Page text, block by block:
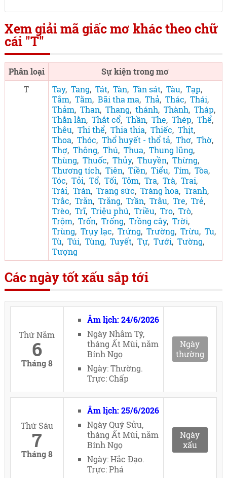
Xem giải mã giấc mơ khác theo chữ
cái "T"
Phân loại
Sự kiện trong mơ
T
Tay, Tang, Tát, Tàn, Tàn sát, Tàu, Tạp,
Tắm, Tằm, Bãi tha ma, Thả, Thác, Thái,
Thảm, Than, Thang, thánh, Thành, Tháp,
Thằn lằn, Thắt cổ, Thần, The, Thép, Thể,
Thêu, Thi thể, Thia thia, Thiếc, Thịt,
Thoa, Thóc, Thổ huyết - thổ tả, Thơ, Thờ,
Thợ, Thông, Thú, Thua, Thung lũng,
Thùng, Thuốc, Thủy, Thuyền, Thừng,
Thương tích, Tiên, Tiền, Tiểu, Tím, Tòa,
Tóc, Tỏi, Tổ, Tối, Tôm, Tra, Trà, Trai,
Trái, Trán, Trang sức, Tràng hoa, Tranh,
Trắc, Trăn, Trăng, Trần, Trâu, Tre, Trẻ,
Trèo, Trĩ, Triệu phú, Triều, Tro, Trò,
Trộm, Trốn, Trống, Trồng cây, Trời,
Trùng, Trụy lạc, Trứng, Trường, Trừu, Tu,
Tù, Túi, Tùng, Tuyết, Tự, Tưới, Tường,
Tượng
Các ngày tốt xấu sắp tới
Thứ Năm
6
Tháng 8
Âm lịch: 24/6/2026
Ngày Nhâm Tý,
tháng Ất Mùi, năm
Bính Ngọ
Ngày: Thường.
Trực: Chấp
Ngày
thường
Thứ Sáu
7
Tháng 8
Âm lịch: 25/6/2026
Ngày Quý Sửu,
tháng Ất Mùi, năm
Bính Ngọ
Ngày: Hắc Đạo.
Trực: Phá
Ngày
xấu